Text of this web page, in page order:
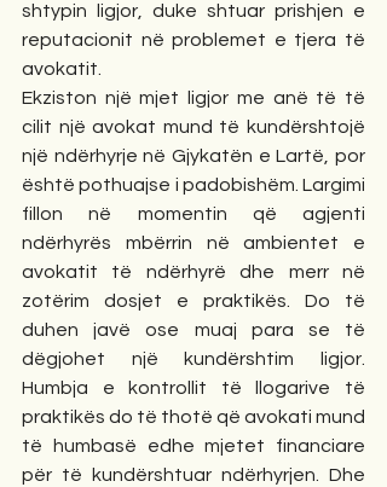
shtypin ligjor, duke shtuar prishjen e
reputacionit në problemet e tjera të
avokatit.
Ekziston një mjet ligjor me anë të të
cilit një avokat mund të kundërshtojë
një ndërhyrje në Gjykatën e Lartë, por
është pothuajse i padobishëm. Largimi
fillon në momentin që agjenti
ndërhyrës mbërrin në ambientet e
avokatit të ndërhyrë dhe merr në
zotërim dosjet e praktikës. Do të
duhen javë ose muaj para se të
dëgjohet një kundërshtim ligjor.
Humbja e kontrollit të llogarive të
praktikës do të thotë që avokati mund
të humbasë edhe mjetet financiare
për të kundërshtuar ndërhyrjen. Dhe